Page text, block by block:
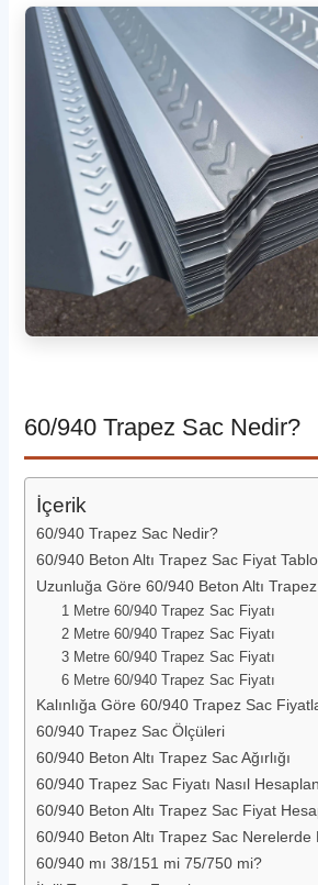
60/940 Trapez Sac Nedir?
İçerik
60/940 Trapez Sac Nedir?
60/940 Beton Altı Trapez Sac Fiyat
Uzunluğa Göre 60/940 Beton Altı
1 Metre 60/940 Trapez Sac Fiyatı
2 Metre 60/940 Trapez Sac Fiyatı
3 Metre 60/940 Trapez Sac Fiyatı
6 Metre 60/940 Trapez Sac Fiyatı
Kalınlığa Göre 60/940 Trapez Sac
60/940 Trapez Sac Ölçüleri
60/940 Beton Altı Trapez Sac Ağırlığı
60/940 Trapez Sac Fiyatı Nasıl
60/940 Beton Altı Trapez Sac Fiyat
60/940 Beton Altı Trapez Sac Nerelerde
60/940 mı 38/151 mi 75/750 mi?